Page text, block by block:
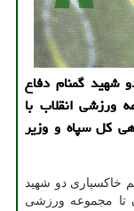
شهید گمنام دفاع
ورزشی انقلاب با
کل سپاه و وزیر
خاکسپاری دو شهید
تا مجموعه ورزشی